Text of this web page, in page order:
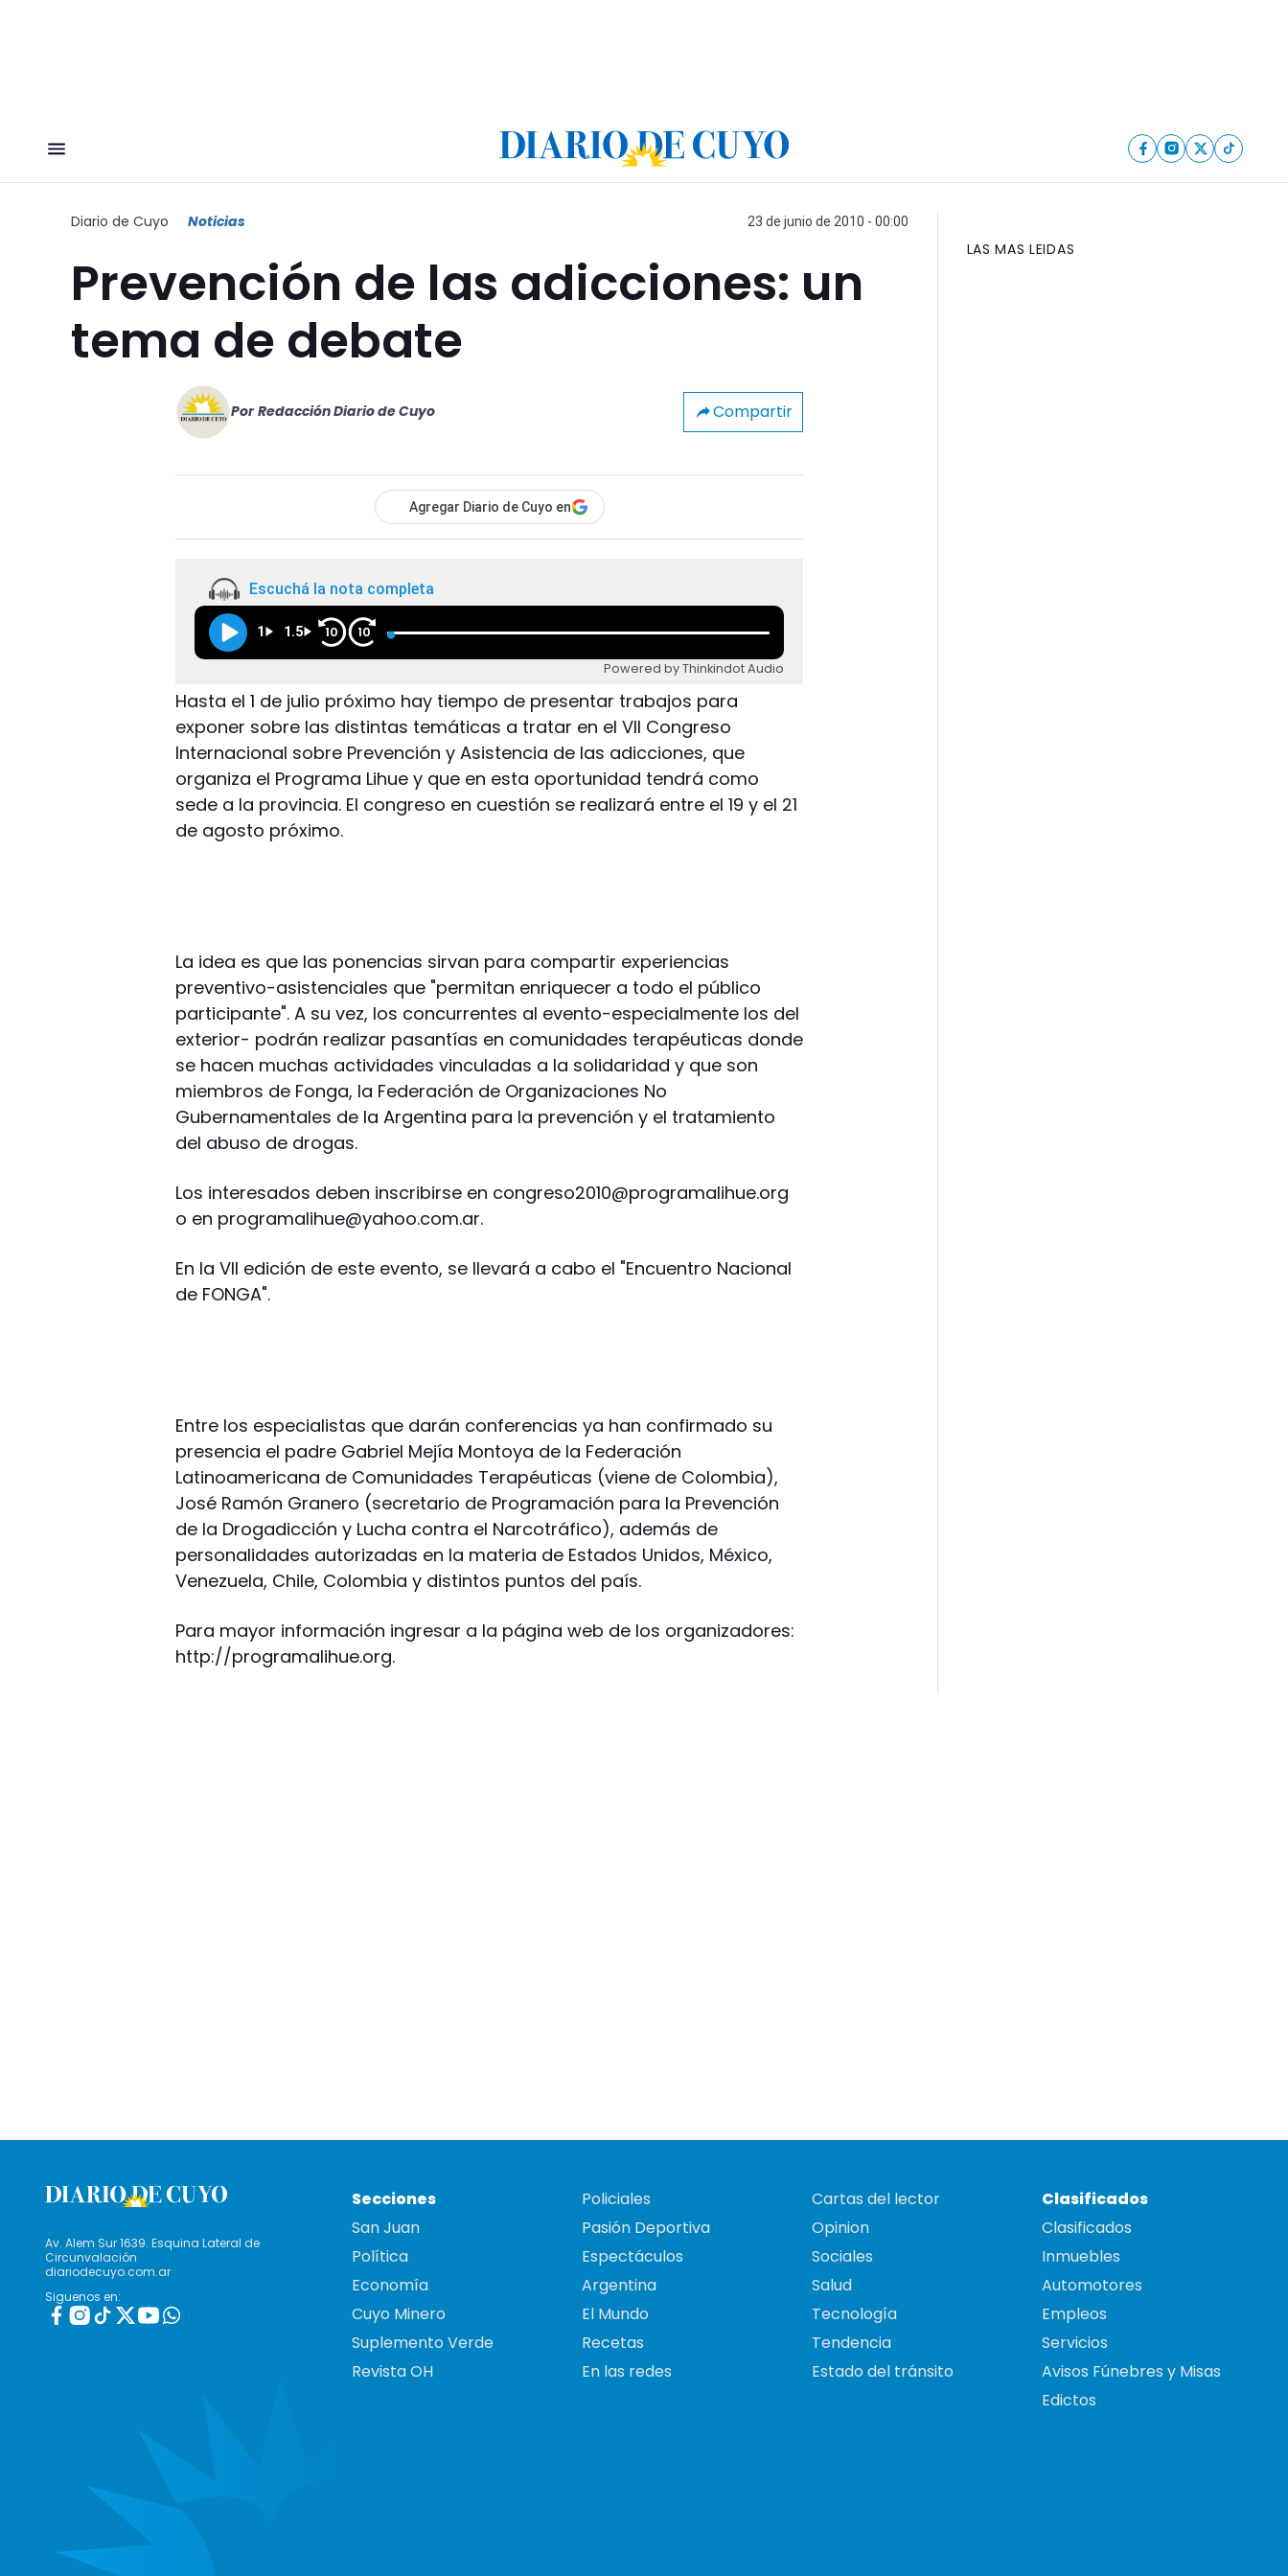
Diario de Cuyo Noticias 23 de junio de 2010 - 00:00
Prevención de las adicciones: un
tema de debate
Por Redacción Diario de Cuyo Compartir
Agregar Diario de Cuyo en
Escuchá la nota completa
1 1.5 10 10
Powered by Thinkindot Audio
Hasta el 1 de julio próximo hay tiempo de presentar trabajos para
exponer sobre las distintas temáticas a tratar en el VII Congreso
Internacional sobre Prevención y Asistencia de las adicciones, que
organiza el Programa Lihue y que en esta oportunidad tendrá como
sede a la provincia. El congreso en cuestión se realizará entre el 19 y el 21
de agosto próximo.
La idea es que las ponencias sirvan para compartir experiencias
preventivo-asistenciales que "permitan enriquecer a todo el público
participante". A su vez, los concurrentes al evento-especialmente los del
exterior- podrán realizar pasantías en comunidades terapéuticas donde
se hacen muchas actividades vinculadas a la solidaridad y que son
miembros de Fonga, la Federación de Organizaciones No
Gubernamentales de la Argentina para la prevención y el tratamiento
del abuso de drogas.
Los interesados deben inscribirse en congreso2010@programalihue.org
o en programalihue@yahoo.com.ar.
En la VII edición de este evento, se llevará a cabo el "Encuentro Nacional
de FONGA".
Entre los especialistas que darán conferencias ya han confirmado su
presencia el padre Gabriel Mejía Montoya de la Federación
Latinoamericana de Comunidades Terapéuticas (viene de Colombia),
José Ramón Granero (secretario de Programación para la Prevención
de la Drogadicción y Lucha contra el Narcotráfico), además de
personalidades autorizadas en la materia de Estados Unidos, México,
Venezuela, Chile, Colombia y distintos puntos del país.
Para mayor información ingresar a la página web de los organizadores:
http://programalihue.org.
LAS MAS LEIDAS
Av. Alem Sur 1639. Esquina Lateral de
Circunvalación
diariodecuyo.com.ar
Siguenos en:
Secciones
San Juan
Política
Economía
Cuyo Minero
Suplemento Verde
Revista OH
Policiales
Pasión Deportiva
Espectáculos
Argentina
El Mundo
Recetas
En las redes
Cartas del lector
Opinion
Sociales
Salud
Tecnología
Tendencia
Estado del tránsito
Clasificados
Clasificados
Inmuebles
Automotores
Empleos
Servicios
Avisos Fúnebres y Misas
Edictos